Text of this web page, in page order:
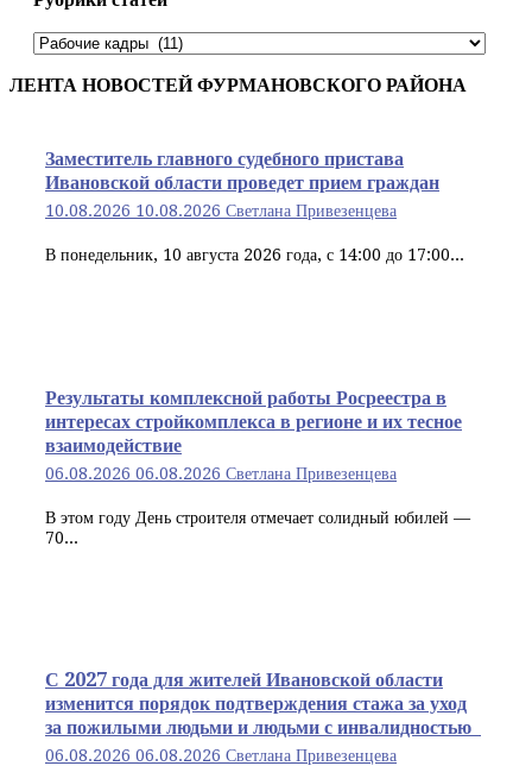
Рубрики
статей
ЛЕНТА НОВОСТЕЙ ФУРМАНОВСКОГО РАЙОНА
Заместитель главного судебного пристава
Ивановской области проведет прием граждан
10.08.2026 10.08.2026 Светлана Привезенцева
В понедельник, 10 августа 2026 года, с 14:00 до 17:00...
Результаты комплексной работы Росреестра в
интересах стройкомплекса в регионе и их тесное
взаимодействие
06.08.2026 06.08.2026 Светлана Привезенцева
В этом году День строителя отмечает солидный юбилей —
70...
С 2027 года для жителей Ивановской области
изменится порядок подтверждения стажа за уход
за пожилыми людьми и людьми с инвалидностью
06.08.2026 06.08.2026 Светлана Привезенцева